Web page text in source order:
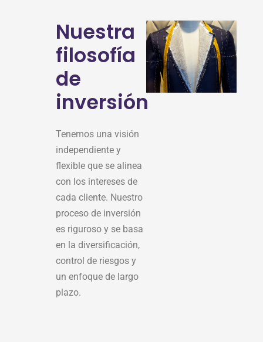
Nuestra
filosofía
de
inversión
Tenemos una visión
independiente y
flexible que se alinea
con los intereses de
cada cliente. Nuestro
proceso de inversión
es riguroso y se basa
en la diversificación,
control de riesgos y
un enfoque de largo
plazo.